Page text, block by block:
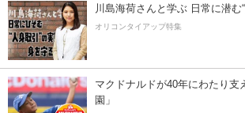
川島海荷さんと学ぶ 日常に潜む
オリコンタイアップ特集
マクドナルドが40年にわたり支
園」